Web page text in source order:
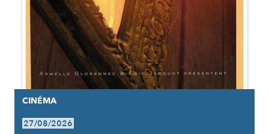
CINÉMA
27/08/2026